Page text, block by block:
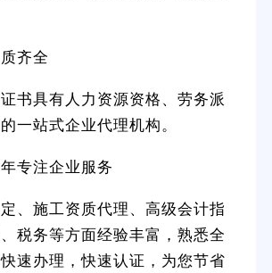
齐全
书具有人力资源资格、劳务派
一站式企业代理机构。
专注企业服务
、施工资质代理、高级会计指
税务等方面经验丰富，熟悉全
速办理，快速认证，为您节省